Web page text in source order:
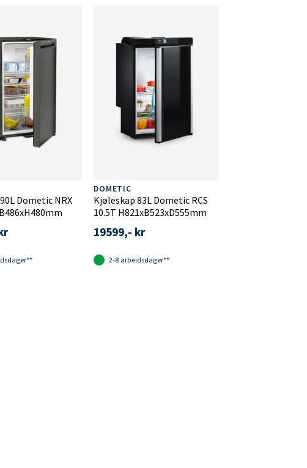
Dometic NRX
DOMETIC
Kjøleskap 83L Dometic RCS
10.5T H821xB523xD555mm
19599,- kr
2-8 arbeidsdager**